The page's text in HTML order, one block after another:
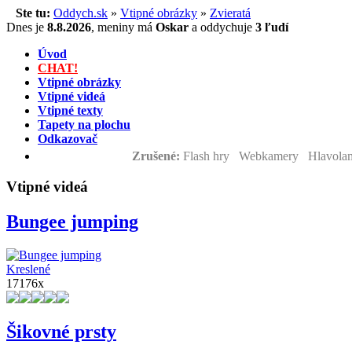
Ste tu: Oddych.sk » Vtipné obrázky » Zvieratá
Dnes je 8.8.2026, meniny má Oskar a oddychuje 3 ľudí
Úvod
CHAT!
Vtipné obrázky
Vtipné videá
Vtipné texty
Tapety na plochu
Odkazovač
Zrušené: Flash hry Webkamery
Vtipné videá
Bungee jumping
Kreslené
17176x
Šikovné prsty